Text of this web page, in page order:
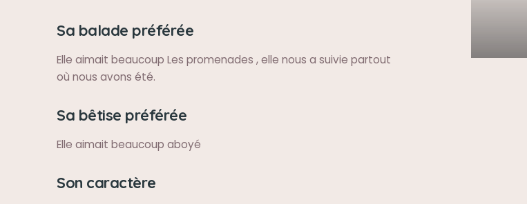
Sa balade préférée
Elle aimait beaucoup Les promenades , elle nous a suivie partout
où nous avons été.
Sa bêtise préférée
Elle aimait beaucoup aboyé
Son caractère